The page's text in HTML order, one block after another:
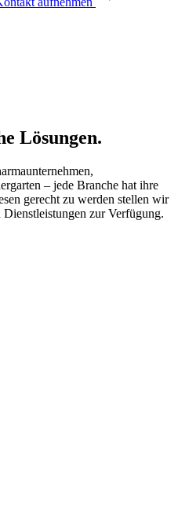
Lösungen.
– jede Branche hat ihre
gerecht zu werden stellen wir
zur Verfügung.